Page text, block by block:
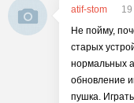
atif-stom
Не пойму,
старых
нормальных
обновление
пушка.